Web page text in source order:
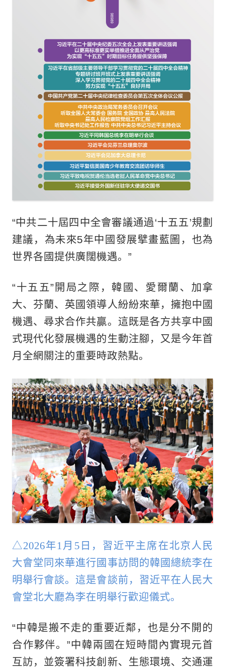
“中共二十屆四中全會審議通過‘十五五’規劃
建議，為未來5年中國發展擘畫藍圖，也為
世界各國提供廣闊機遇。”
“十五五”開局之際，韓國、愛爾蘭、加拿
大、芬蘭、英國領導人紛紛來華，擁抱中國
機遇、尋求合作共贏。這既是各方共享中國
式現代化發展機遇的生動注腳，又是今年首
月全網關注的重要時政熱點。
△2026年1月5日，習近平主席在北京人民
大會堂同來華進行國事訪問的韓國總統李在
明舉行會談。這是會談前，習近平在人民大
會堂北大廳為李在明舉行歡迎儀式。
“中韓是搬不走的重要近鄰，也是分不開的
合作夥伴。”中韓兩國在短時間內實現元首
互訪，並簽署科技創新、生態環境、交通運